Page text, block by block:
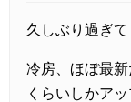
久しぶり過ぎて
冷房、ほぼ最
くらいしかア